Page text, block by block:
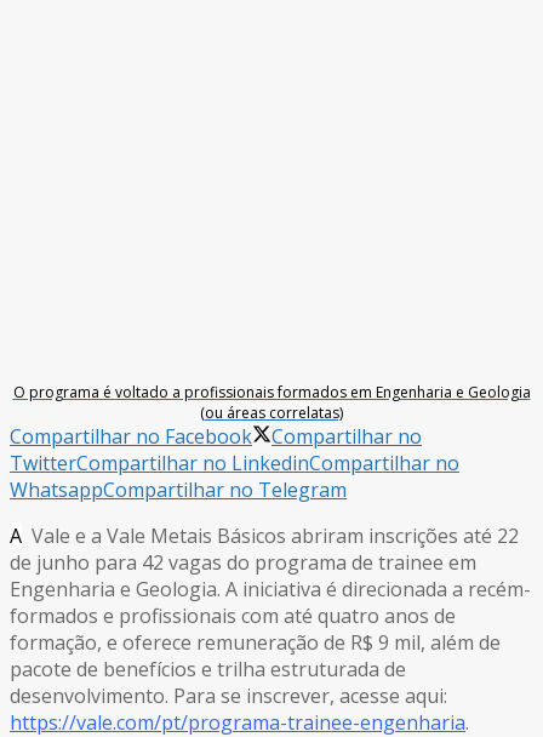
O programa é voltado a profissionais formados em Engenharia e Geologia
(ou áreas correlatas)
Compartilhar no Facebook
Compartilhar no
TwitterCompartilhar no LinkedinCompartilhar no
WhatsappCompartilhar no Telegram
A Vale e a Vale Metais Básicos abriram inscrições até 22
de junho para 42 vagas do programa de trainee em
Engenharia e Geologia. A iniciativa é direcionada a recém-
formados e profissionais com até quatro anos de
formação, e oferece remuneração de R$ 9 mil, além de
pacote de benefícios e trilha estruturada de
desenvolvimento. Para se inscrever, acesse aqui:
https://vale.com/pt/programa-trainee-engenharia.